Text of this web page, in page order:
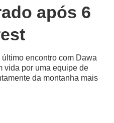
após 6
encontro com Dawa
vida por uma equipe de
da montanha mais